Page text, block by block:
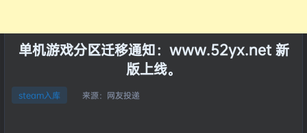
单机游戏分区迁移通知：www.52yx.net 新
版上线。
steam入库 来源： 网友投递